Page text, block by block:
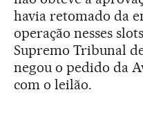
havia retomado da
operação nesses
Supremo Tribunal
negou o pedido da
com o leilão.